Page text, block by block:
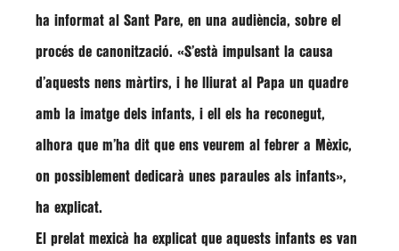
ha informat al Sant Pare, en una audiència, sobre el
procés de canonització. «S’està impulsant la causa
d’aquests nens màrtirs, i he lliurat al Papa un quadre
amb la imatge dels infants, i ell els ha reconegut,
alhora que m’ha dit que ens veurem al febrer a Mèxic,
on possiblement dedicarà unes paraules als infants»,
ha explicat.
El prelat mexicà ha explicat que aquests infants es van